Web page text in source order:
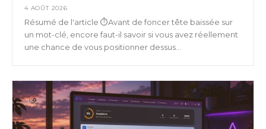
4 AOÛT 2026
Résumé de l'article ⏱️Avant de foncer tête baissée sur
un mot-clé, encore faut-il savoir si vous avez réellement
une chance de vous positionner dessus...